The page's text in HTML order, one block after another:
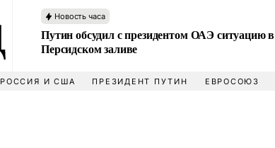
Новость часа
Путин обсудил с президентом ОАЭ ситуацию в
Персидском заливе
РОССИЯ И США ПРЕЗИДЕНТ ПУТИН ЕВРОСОЮЗ